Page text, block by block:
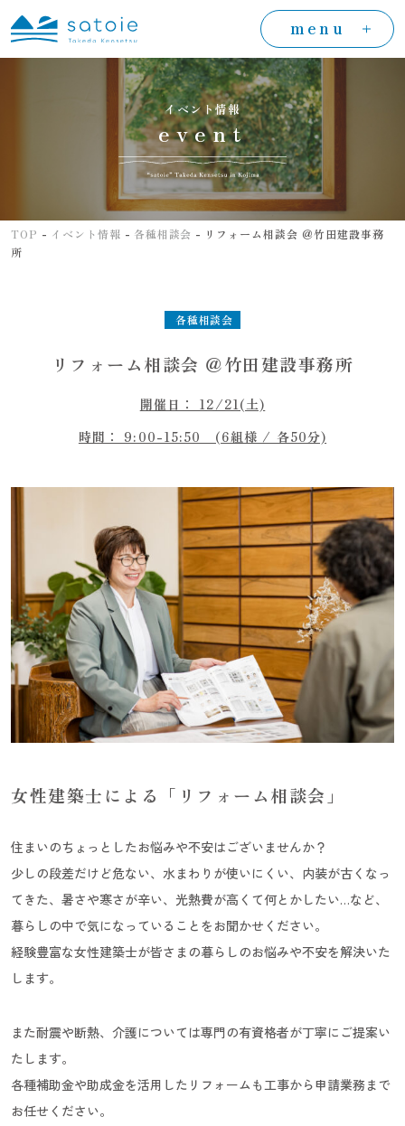
menu
イベント情報
event
TOP - イベント情報 - 各種相談会 - リフォーム相談会 ＠竹田建設事務
所
各種相談会
リフォーム相談会 ＠竹田建設事務所
開催日： 12/21(土)
時間： 9:00-15:50 (6組様 / 各50分)
女性建築士による「リフォーム相談会」
住まいのちょっとしたお悩みや不安はございませんか？
少しの段差だけど危ない、水まわりが使いにくい、内装が古くなっ
てきた、暑さや寒さが辛い、光熱費が高くて何とかしたい…など、
暮らしの中で気になっていることをお聞かせください。
経験豊富な女性建築士が皆さまの暮らしのお悩みや不安を解決いた
します。
また耐震や断熱、介護については専門の有資格者が丁寧にご提案い
たします。
各種補助金や助成金を活用したリフォームも工事から申請業務まで
お任せください。